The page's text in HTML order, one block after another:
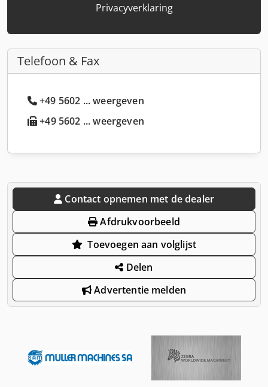
Privacyverklaring
Telefoon & Fax
+49 5602 ... weergeven
+49 5602 ... weergeven
Contact opnemen met de dealer
Afdrukvoorbeeld
Toevoegen aan volglijst
Delen
Advertentie melden